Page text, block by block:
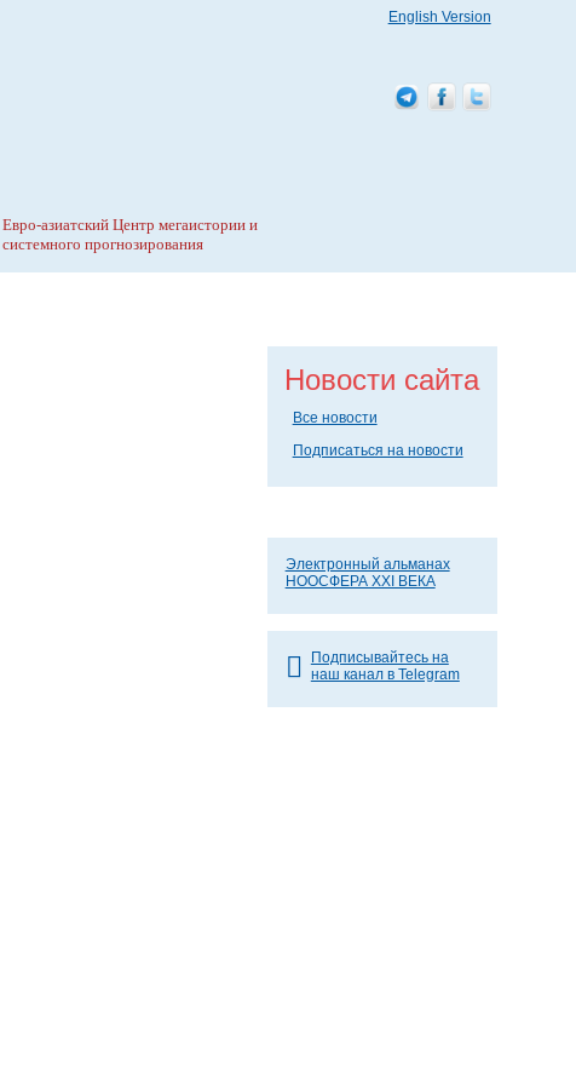
Новости сайта
Все новости
Подписаться на новости
Электронный альманах
НООСФЕРА XXI ВЕКА
Подписывайтесь на
наш канал в Telegram
Евро-азиатский Центр мегаистории и
системного прогнозирования
English Version